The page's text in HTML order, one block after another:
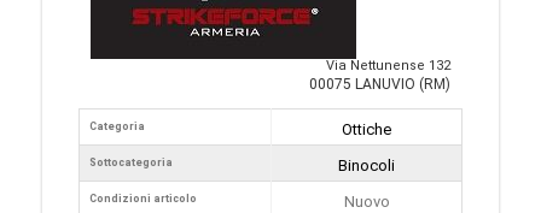
Via Nettunense 132
00075 LANUVIO (RM)
Categoria
Sottocategoria
Condizioni articolo
Ottiche
Binocoli
Nuovo